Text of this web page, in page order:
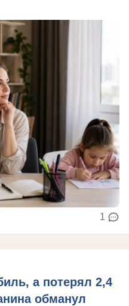
1
а потерял 2,4
обманул